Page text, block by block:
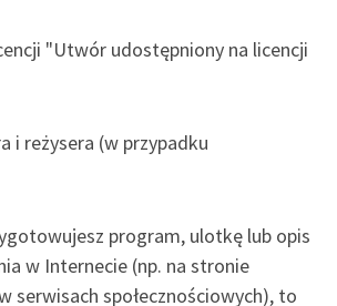
"Utwór udostępniony na licencji
i reżysera (w przypadku
program, ulotkę lub opis
w Internecie (np. na stronie
serwisach społecznościowych), to